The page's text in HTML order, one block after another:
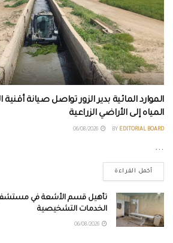
الموارد المائية بدير الزور تواصل صيانة
المياه إلى الأراضي الزراعية
BY EDITORIAL BOARD
...
أكمل القراءة
تأهيل قسم الأشعة في مستشفى
الخدمات التشخيصية